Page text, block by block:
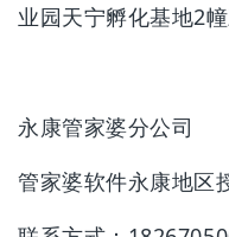
业园天宁孵化基地2
永康管家婆分公司
管家婆软件永康地区